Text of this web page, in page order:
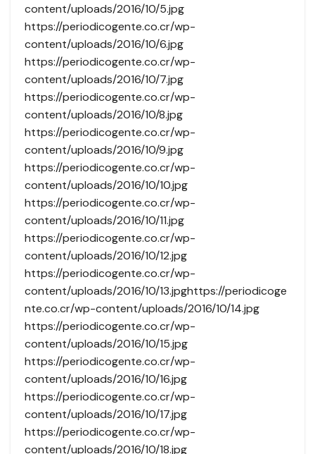
content/uploads/2016/10/5.jpg
https://periodicogente.co.cr/wp-
content/uploads/2016/10/6.jpg
https://periodicogente.co.cr/wp-
content/uploads/2016/10/7.jpg
https://periodicogente.co.cr/wp-
content/uploads/2016/10/8.jpg
https://periodicogente.co.cr/wp-
content/uploads/2016/10/9.jpg
https://periodicogente.co.cr/wp-
content/uploads/2016/10/10.jpg
https://periodicogente.co.cr/wp-
content/uploads/2016/10/11.jpg
https://periodicogente.co.cr/wp-
content/uploads/2016/10/12.jpg
https://periodicogente.co.cr/wp-
content/uploads/2016/10/13.jpghttps://periodicoge
nte.co.cr/wp-content/uploads/2016/10/14.jpg
https://periodicogente.co.cr/wp-
content/uploads/2016/10/15.jpg
https://periodicogente.co.cr/wp-
content/uploads/2016/10/16.jpg
https://periodicogente.co.cr/wp-
content/uploads/2016/10/17.jpg
https://periodicogente.co.cr/wp-
content/uploads/2016/10/18.jpg